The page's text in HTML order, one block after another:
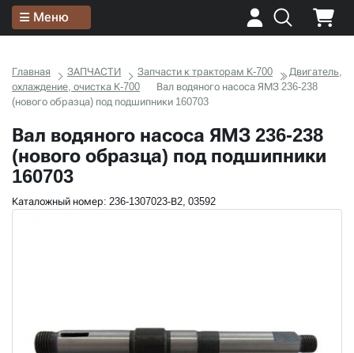
Меню
Главная ЗАПЧАСТИ Запчасти к тракторам К-700
Двигатель,
охлаждение, очистка К-700
Вал водяного насоса ЯМЗ 236-238
(нового образца) под подшипники 160703
Вал водяного насоса ЯМЗ 236-238
(нового образца) под подшипники
160703
Каталожный номер: 236-1307023-В2, 03592